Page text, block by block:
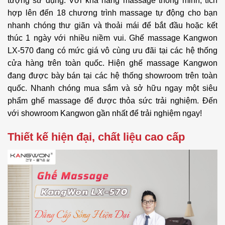
hợp lên đến 18 chương trình massage tự động cho bạn
nhanh chóng thư giãn và thoải mái để bắt đầu hoặc kết
thúc 1 ngày với nhiều niềm vui. Ghế massage Kangwon
LX-570 đang có mức giá vô cùng ưu đãi tại các hệ thống
cửa hàng trên toàn quốc. Hiện ghế massage Kangwon
đang được bày bán tại các hệ thống showroom trên toàn
quốc. Nhanh chóng mua sắm và sở hữu ngay một siêu
phẩm ghế massage để được thỏa sức trải nghiệm. Đến
với showroom Kangwon gần nhất để trải nghiệm ngay!
Thiết kế hiện đại, chất liệu cao cấp
xa
Đường
ray
SL(135 cm)
chỉnh
chân ghế
18cm
Sạc USB,
Bluetooth
nghe
Có
Đèn LED Có
Body
Scan
Cài đặt
an toàn
người
dùng
Chế độ bảo vệ quá nóng, quá dòng, quá
tải điện áp.Tự động tắt khi quá tải phần
massage chân và bàn chân.